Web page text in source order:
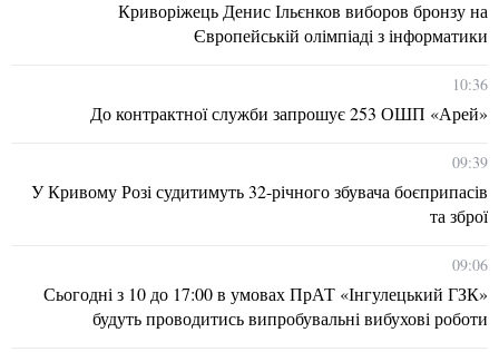
Криворіжець Денис Ільєнков виборов бронзу на
Європейській олімпіаді з інформатики
10:36
До контрактної служби запрошує 253 ОШП «Арей»
09:39
У Кривому Розі судитимуть 32-річного збувача боєприпасів
та зброї
09:06
Сьогодні з 10 до 17:00 в умовах ПрАТ «Інгулецький ГЗК»
будуть проводитись випробувальні вибухові роботи